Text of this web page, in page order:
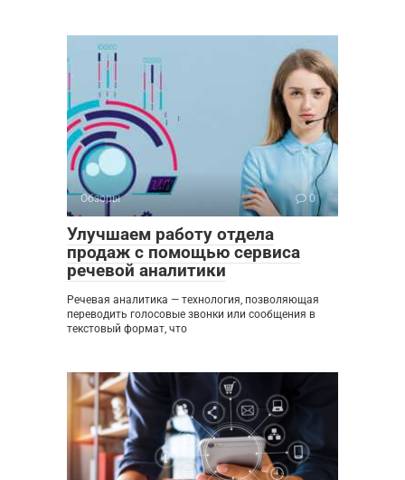
Обзоры 0
Улучшаем работу отдела
продаж с помощью сервиса
речевой аналитики
Речевая аналитика — технология, позволяющая
переводить голосовые звонки или сообщения в
текстовый формат, что